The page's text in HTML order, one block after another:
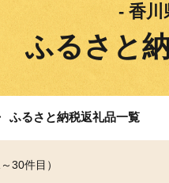
- 香川
ふるさと
ふるさと納税返礼品一覧
30件目）